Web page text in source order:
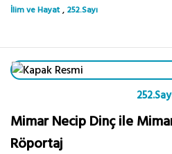
İlim ve Hayat , 252.Sayı
Mimar Necip Dinç ile
Röportaj